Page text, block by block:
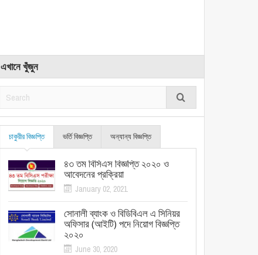
এখানে খুঁজুন
চাকুরীর বিজ্ঞপ্তি ভর্তি বিজ্ঞপ্তি অন্যান্য বিজ্ঞপ্তি
৪৩ তম বিসিএস বিজ্ঞপ্তি ২০২০ ও
আবেদনের প্রক্রিয়া
January 02, 2021
সোনালী ব্যাংক ও বিডিবিএল এ সিনিয়র
অফিসার (আইটি) পদে নিয়োগ বিজ্ঞপ্তি
২০২০
June 30, 2020